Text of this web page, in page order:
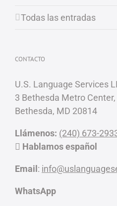
Todas las entradas
CONTACTO
U.S. Language Services
3 Bethesda Metro
Bethesda, MD 20814
Llámenos: (240) 673-
Hablamos español
Email :
WhatsApp